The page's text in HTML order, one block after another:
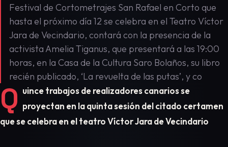
Festival de Cortometrajes San Rafael en Corto que
hasta el próximo día 12 se celebra en el Teatro Víctor
Jara de Vecindario, contará con la presencia de la
activista Amelia Tiganus, que presentará a las 19:00
horas, en la Casa de la Cultura Saro Bolaños, su libro
recién publicado, ‘La revuelta de las putas’, y co
Q uince trabajos de realizadores canarios se
proyectan en la quinta sesión del citado certamen
que se celebra en el teatro Víctor Jara de Vecindario